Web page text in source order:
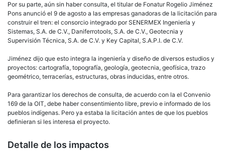
Por su parte, aún sin haber consulta, el titular de Fonatur Rogelio Jiménez
Pons anunció el 9 de agosto a las empresas ganadoras de la licitación para
construir el tren: el consorcio integrado por SENERMEX Ingeniería y
Sistemas, S.A. de C.V., Daniferrotools, S.A. de C.V., Geotecnia y
Supervisión Técnica, S.A. de C.V. y Key Capital, S.A.P.I. de C.V.
Jiménez dijo que esto integra la ingeniería y diseño de diversos estudios y
proyectos: cartografía, topografía, geología, geotecnia, geofísica, trazo
geométrico, terracerías, estructuras, obras inducidas, entre otros.
Para garantizar los derechos de consulta, de acuerdo con la el Convenio
169 de la OIT, debe haber consentimiento libre, previo e informado de los
pueblos indígenas. Pero ya estaba la licitación antes de que los pueblos
definieran si les interesa el proyecto.
Detalle de los impactos